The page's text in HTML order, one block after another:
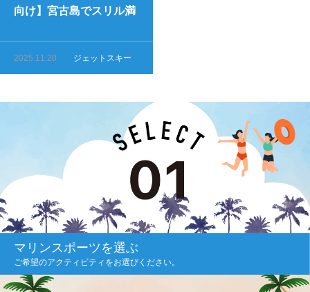
向け】宮古島でスリル満
2025.11.20 ジェットスキー
マリンスポーツを選ぶ
ご希望のアクティビティをお選びください。